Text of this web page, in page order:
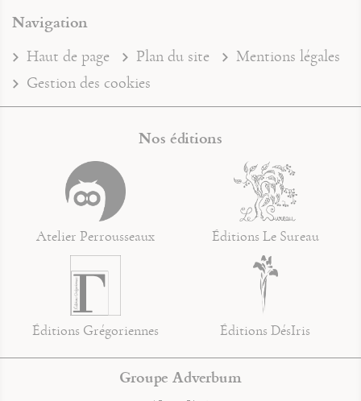
Navigation
Haut de page Plan du site
Mentions légales
Gestion des cookies
Nos éditions
Atelier Perrousseaux Éditions Le Sureau
Éditions Grégoriennes Éditions DésIris
Groupe Adverbum